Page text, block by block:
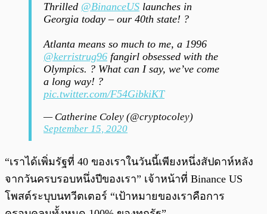
Thrilled @BinanceUS launches in
Georgia today – our 40th state! ?
Atlanta means so much to me, a 1996
@kerristrug96 fangirl obsessed with the
Olympics. ? What can I say, we’ve come
a long way! ?
pic.twitter.com/F54GibkiKT
— Catherine Coley (@cryptocoley)
September 15, 2020
“เราได้เพิ่มรัฐที่ 40 ของเราในวันนี้เพียงหนึ่งสัปดาห์หลัง
จากวันครบรอบหนึ่งปีของเรา” เจ้าหน้าที่ Binance US
โพสต์ระบุบนทวีตเตอร์ “เป้าหมายของเราคือการ